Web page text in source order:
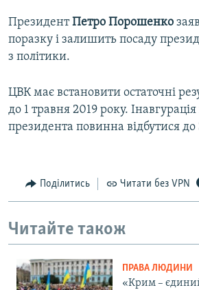
ПрезидентПетро Порошенко
поразку і залишить посаду
з політики.
ЦВК має встановити остаточні
до 1 травня 2019 року.
президента повинна відбутися
Поділитись Читати без VPN
Читайте також
ПРАВА ЛЮДИНИ
«Крим –